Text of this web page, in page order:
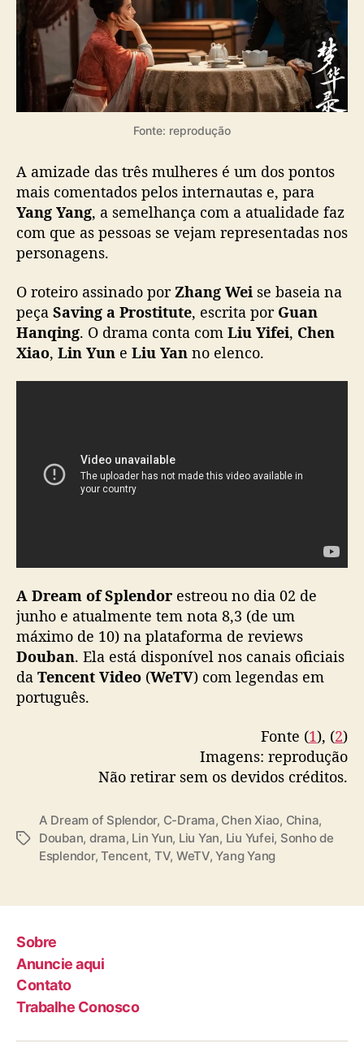
D
o
u
b
a
n
Fonte: reprodução
A amizade das três mulheres é um dos pontos
mais comentados pelos internautas e, para
Yang Yang, a semelhança com a atualidade faz
com que as pessoas se vejam representadas nos
personagens.
O roteiro assinado porZhang Wei se baseia na
peça Saving a Prostitute, escrita por Guan
Hanqing. O drama conta com Liu Yifei, Chen
Xiao, Lin Yun e Liu Yan no elenco.
A Dream of Splendor estreou no dia 02 de
junho e atualmente tem nota 8,3 (de um
máximo de 10) na plataforma de reviews
Douban. Ela está disponível nos canais oficiais
da Tencent Video (WeTV) com legendas em
português.
Fonte (1), (2)
Imagens: reprodução
Não retirar sem os devidos créditos.
T
A Dream of Splendor, C-Drama, Chen Xiao, China,
Douban, drama, Lin Yun, Liu Yan, Liu Yufei, Sonho de
Esplendor,Tencent, TV, WeTV,Yang Yang
Sobre
Anuncie aqui
Contato
Trabalhe Conosco